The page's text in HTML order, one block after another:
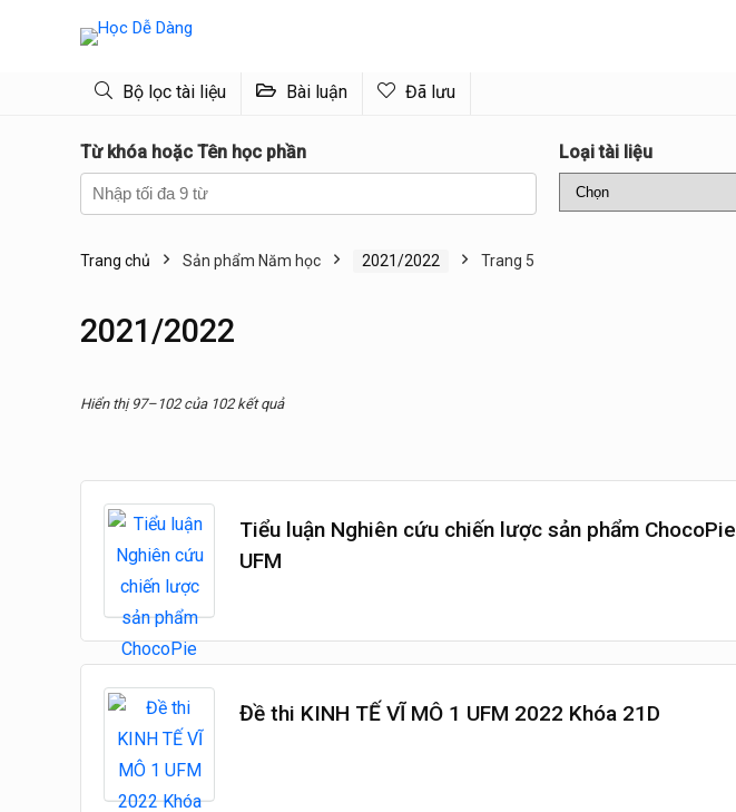
Bộ lọc tài liệu Bài luận Đã lưu
Từ khóa hoặc Tên học phần Loại tài liệu
Trang chủ Sản phẩm Năm học 2021/2022 Trang 5
2021/2022
Hiển thị 97–102 của 102 kết quảĐược
xếp
Tiểu luận Nghiên cứu chiến lược sản phẩm ChocoPie
UFM
Đề thi KINH TẾ VĨ MÔ 1 UFM 2022 Khóa 21D